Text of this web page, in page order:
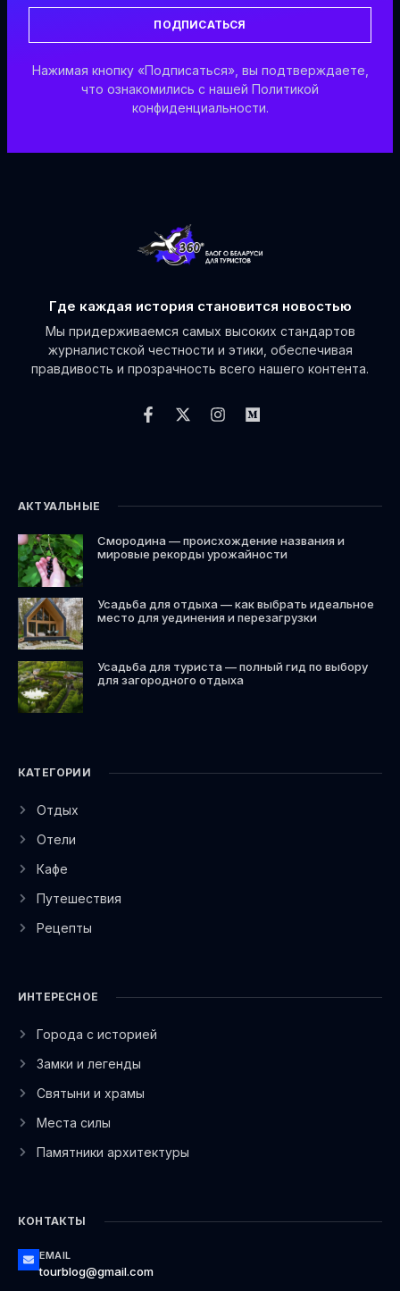
ПОДПИСАТЬСЯ
Нажимая кнопку «Подписаться», вы подтверждаете,
что ознакомились с нашей Политикой
конфиденциальности.
Где каждая история становится новостью
Мы придерживаемся самых высоких стандартов
журналистской честности и этики, обеспечивая
правдивость и прозрачность всего нашего контента.
АКТУАЛЬНЫЕ
Смородина — происхождение названия и
мировые рекорды урожайности
Усадьба для отдыха — как выбрать идеальное
место для уединения и перезагрузки
Усадьба для туриста — полный гид по выбору
для загородного отдыха
КАТЕГОРИИ
Отдых
Отели
Кафе
Путешествия
Рецепты
ИНТЕРЕСНОЕ
Города с историей
Замки и легенды
Святыни и храмы
Места силы
Памятники архитектуры
КОНТАКТЫ
EMAIL
tourblog@gmail.com